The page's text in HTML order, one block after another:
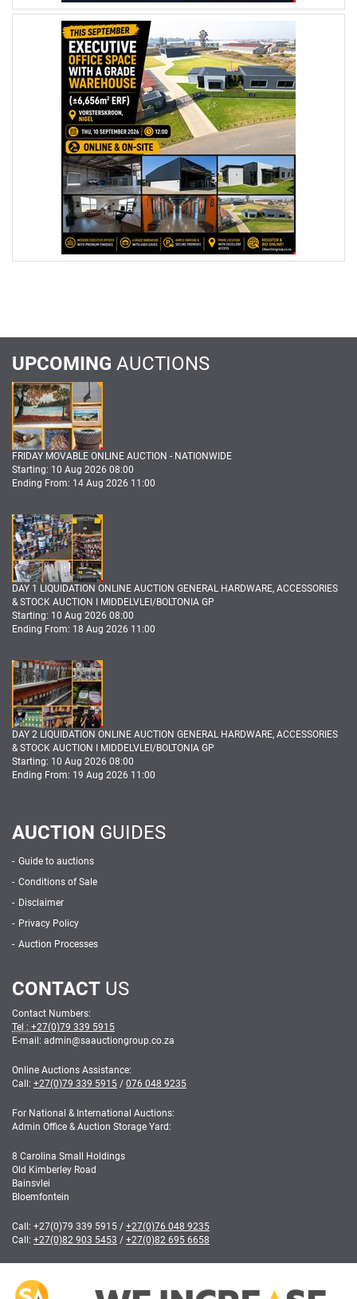
UPCOMING AUCTIONS
FRIDAY MOVABLE ONLINE AUCTION - NATIONWIDE
Starting: 10 Aug 2026 08:00
Ending From: 14 Aug 2026 11:00
DAY 1 LIQUIDATION ONLINE AUCTION GENERAL HARDWARE, ACCESSORIES
& STOCK AUCTION I MIDDELVLEI/BOLTONIA GP
Starting: 10 Aug 2026 08:00
Ending From: 18 Aug 2026 11:00
DAY 2 LIQUIDATION ONLINE AUCTION GENERAL HARDWARE, ACCESSORIES
& STOCK AUCTION I MIDDELVLEI/BOLTONIA GP
Starting: 10 Aug 2026 08:00
Ending From: 19 Aug 2026 11:00
AUCTION GUIDES
Guide to auctions
Conditions of Sale
Disclaimer
Privacy Policy
Auction Processes
CONTACT US
Contact Numbers:
Tel : +27(0)79 339 5915
E-mail: admin@saauctiongroup.co.za
Online Auctions Assistance:
Call: +27(0)79 339 5915 / 076 048 9235
For National & International Auctions:
Admin Office & Auction Storage Yard:
8 Carolina Small Holdings
Old Kimberley Road
Bainsvlei
Bloemfontein
Call: +27(0)79 339 5915 / +27(0)76 048 9235
Call: +27(0)82 903 5453 / +27(0)82 695 6658